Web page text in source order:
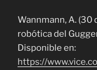
Wannmann, A. (30
robótica del
Disponible en:
https://